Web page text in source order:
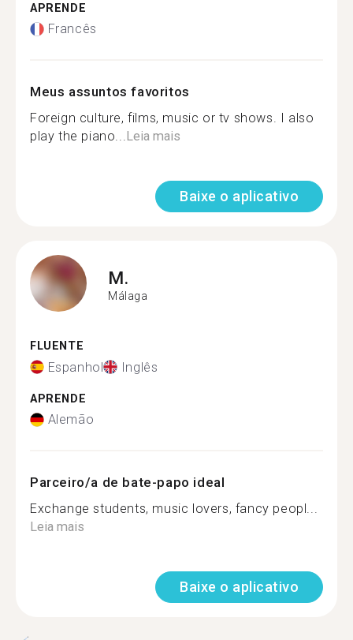
APRENDE
Francês
Meus assuntos favoritos
Foreign culture, films, music or tv shows. I also
play the piano...Leia mais
Baixe o aplicativo
M.
Málaga
FLUENTE
Espanhol Inglês
APRENDE
Alemão
Parceiro/a de bate-papo ideal
Exchange students, music lovers, fancy peopl...
Leia mais
Baixe o aplicativo